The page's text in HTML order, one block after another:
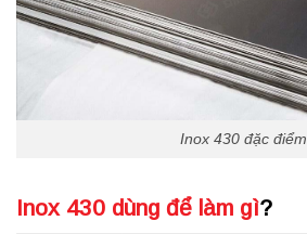
Inox 430 đặc điểm
Inox 430 dùng để làm gì?